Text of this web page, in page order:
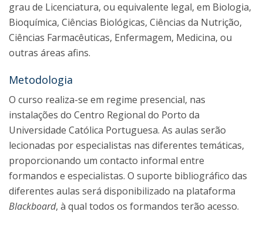
grau de Licenciatura, ou equivalente legal, em Biologia,
Bioquímica, Ciências Biológicas, Ciências da Nutrição,
Ciências Farmacêuticas, Enfermagem, Medicina, ou
outras áreas afins.
Metodologia
O curso realiza-se em regime presencial, nas
instalações do Centro Regional do Porto da
Universidade Católica Portuguesa. As aulas serão
lecionadas por especialistas nas diferentes temáticas,
proporcionando um contacto informal entre
formandos e especialistas. O suporte bibliográfico das
diferentes aulas será disponibilizado na plataforma
Blackboard, à qual todos os formandos terão acesso.